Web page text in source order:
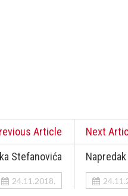
Article
Stefanovića
24.11.2018.
Next